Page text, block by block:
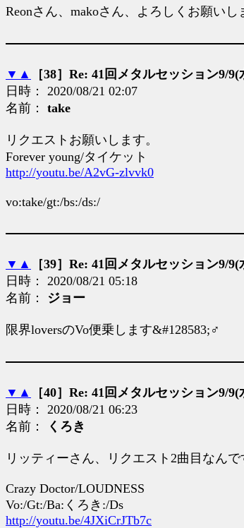
Reonさん、makoさん、よろしくお願いし
▼ ▲
［38］Re: 41回メタルセッション9/9(
日時： 2020/08/21 02:07
名前： take
リクエストお願いします。
Forever young/タイケット
http://youtu.be/A2vG-zlvvk0
vo:take/gt:/bs:/ds:/
▼ ▲
［39］Re: 41回メタルセッション9/9(
日時： 2020/08/21 05:18
名前： ジョー
限界loversのVo便乗します&#128583;♂
▼ ▲
［40］Re: 41回メタルセッション9/9(
日時： 2020/08/21 06:23
名前：
くろき
リッティーさん、リクエスト2曲目なん
Crazy Doctor/LOUDNESS
Vo:/Gt:/Ba:くろき:/Ds
http://youtu.be/4JXiCrJTb7c